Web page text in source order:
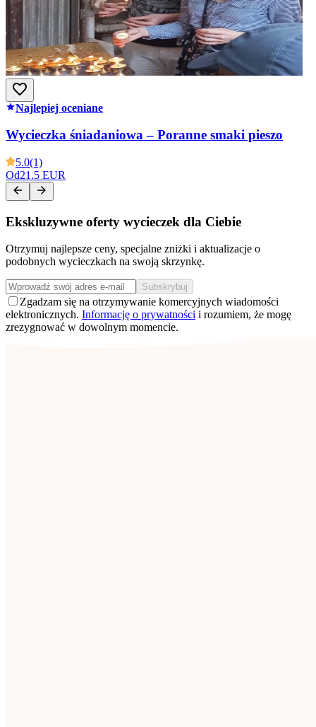
Najlepiej oceniane
Wycieczka śniadaniowa – Poranne smaki pieszo
5.0(1)
Od21.5 EUR
Ekskluzywne oferty wycieczek dla Ciebie
Otrzymuj najlepsze ceny, specjalne zniżki i aktualizacje o
podobnych wycieczkach na swoją skrzynkę.
Subskrybuj
Zgadzam się na otrzymywanie komercyjnych wiadomości
elektronicznych. Informację o prywatności i rozumiem, że mogę
zrezygnować w dowolnym momencie.